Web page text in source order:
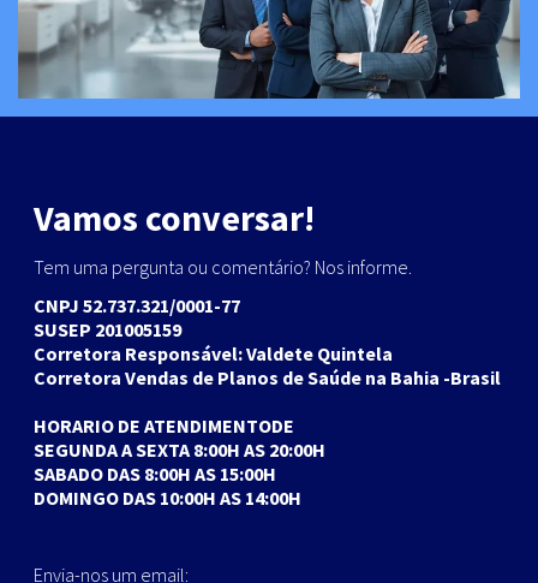
Vamos conversar!
Tem uma pergunta ou comentário? Nos informe.
CNPJ 52.737.321/0001-77
SUSEP 201005159
Corretora Responsável: Valdete Quintela
Corretora Vendas de Planos de Saúde na Bahia -Brasil
HORARIO DE ATENDIMENTODE
SEGUNDA A SEXTA 8:00H AS 20:00H
SABADO DAS 8:00H AS 15:00H
DOMINGO DAS 10:00H AS 14:00H
Envia-nos um email: